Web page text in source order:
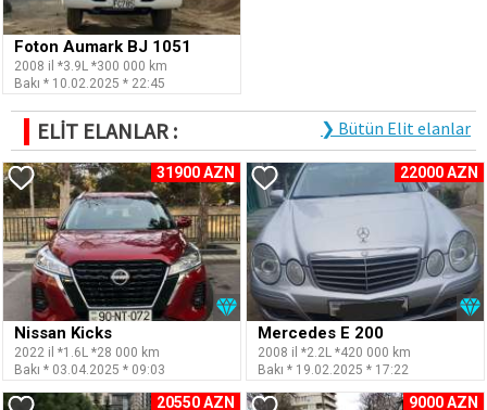
Foton Aumark BJ 1051
2008 il *3.9L *300 000 km
Bakı * 10.02.2025 * 22:45
ELİT ELANLAR : ❯ Bütün Elit elanlar
31900 AZN
Nissan Kicks
2022 il *1.6L *28 000 km
Bakı * 03.04.2025 * 09:03
22000 AZN
Mercedes E 200
2008 il *2.2L *420 000 km
Bakı * 19.02.2025 * 17:22
20550 AZN 9000 AZN